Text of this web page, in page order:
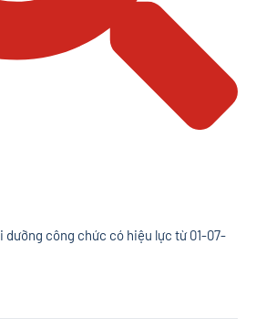
dưỡng công chức có hiệu lực từ 01-07-